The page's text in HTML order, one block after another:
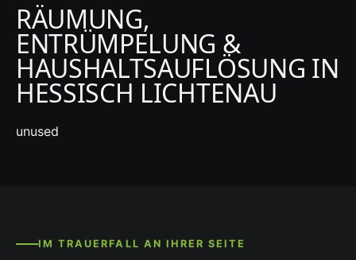
RÄUMUNG,
ENTRÜMPELUNG &
HAUSHALTSAUFLÖSUNG IN
HESSISCH LICHTENAU
unused
IM TRAUERFALL AN IHRER SEITE